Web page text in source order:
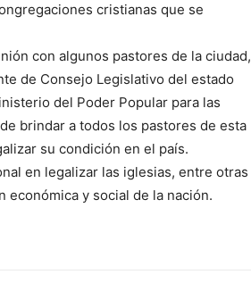
cristianas que se
con algunos pastores de la ciudad,
de Consejo Legislativo del estado
del Poder Popular para las
brindar a todos los pastores de esta
su condición en el país.
en legalizar las iglesias, entre otras
económica y social de la nación.